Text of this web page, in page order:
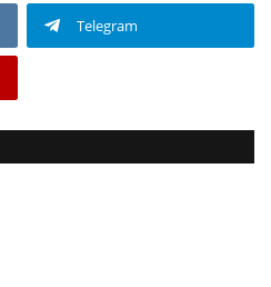
Telegram